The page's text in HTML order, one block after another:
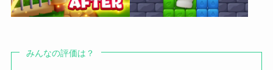
みんなの評価は？